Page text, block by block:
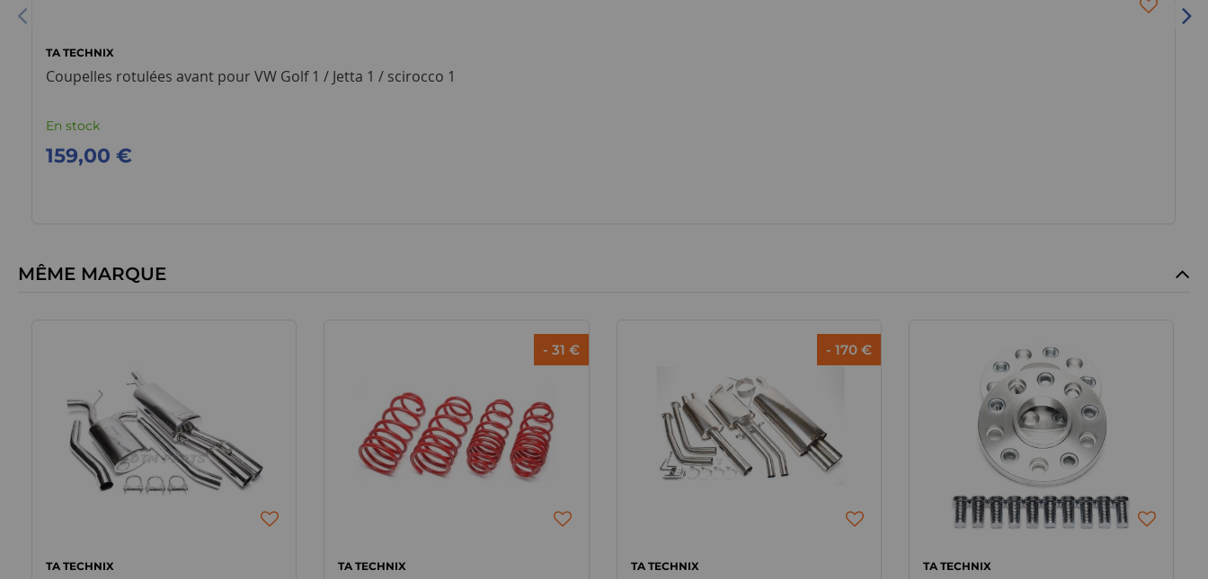
TA TECHNIX
Coupelles rotulées avant pour VW Golf 1 / Jetta 1 / scirocco 1
En stock
159,00 €
MÊME MARQUE
TA TECHNIX
- 31 €
TA TECHNIX
- 170 €
TA TECHNIX TA TECHNIX